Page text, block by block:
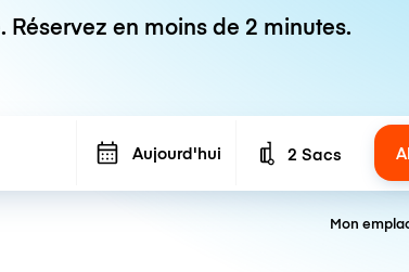
en moins de 2 minutes.
Aujourd'hui Number of bags
2 Sacs
Mon